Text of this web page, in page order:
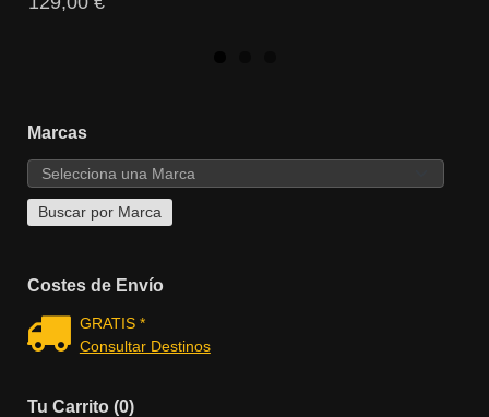
Marcas
Costes de Envío
GRATIS *
Consultar Destinos
Tu Carrito (0)